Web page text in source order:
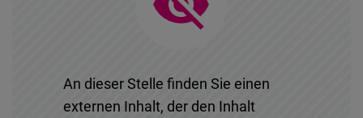
An dieser Stelle finden Sie einen
externen Inhalt, der den Inhalt